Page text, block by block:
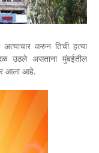
अत्याचार करुन तिची हत्या
उठले असताना मुंबईतील
आला आहे.